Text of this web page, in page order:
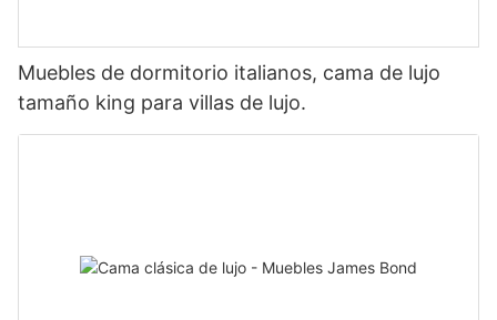
Muebles de dormitorio italianos, cama de lujo
tamaño king para villas de lujo.